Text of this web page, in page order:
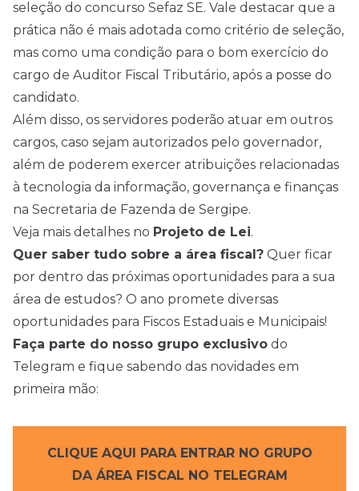
seleção do concurso Sefaz SE. Vale destacar que a
prática não é mais adotada como critério de seleção,
mas como uma condição para o bom exercício do
cargo de Auditor Fiscal Tributário, após a posse do
candidato.
Além disso, os servidores poderão atuar em outros
cargos, caso sejam autorizados pelo governador,
além de poderem exercer atribuições relacionadas
à tecnologia da informação, governança e finanças
na Secretaria de Fazenda de Sergipe.
Veja mais detalhes no Projeto de Lei.
Quer saber tudo sobre a área fiscal? Quer ficar
por dentro das próximas oportunidades para a sua
área de estudos? O ano promete diversas
oportunidades para Fiscos Estaduais e Municipais!
Faça parte do nosso grupo exclusivo do
Telegram e fique sabendo das novidades em
primeira mão:
CLIQUE AQUI PARA ENTRAR NO GRUPO
DA ÁREA FISCAL NO TELEGRAM